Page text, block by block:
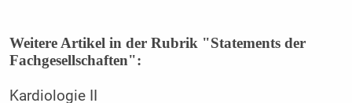
Weitere Artikel in der Rubrik "Statements der
Fachgesellschaften":
Kardiologie II